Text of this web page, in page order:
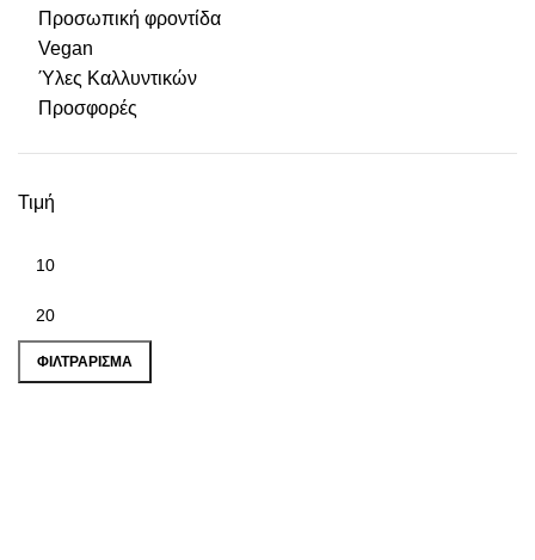
Προσωπική φροντίδα
Vegan
Ύλες Καλλυντικών
Προσφορές
Τιμή
Ελάχιστη τιμή
Μέγιστη τιμή
ΦΙΛΤΡΆΡΙΣΜΑ